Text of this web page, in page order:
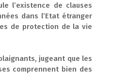
l’existence de clauses
dans l’Etat étranger
de protection de la vie
jugeant que les
comprennent bien des